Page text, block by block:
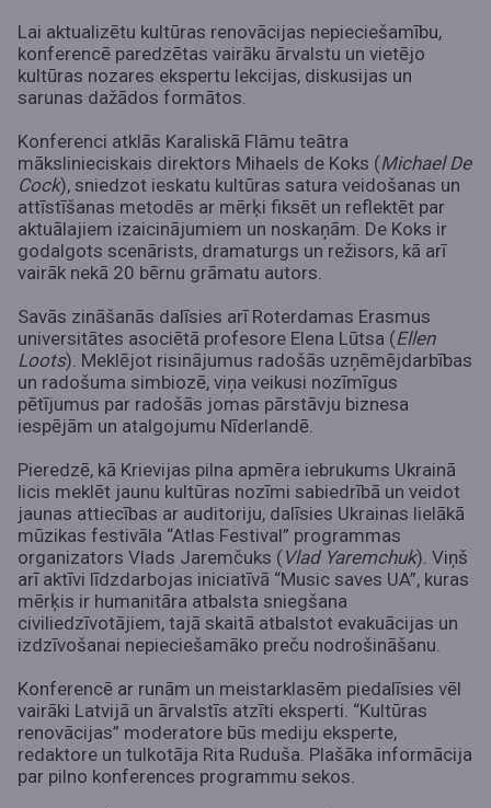
Lai aktualizētu kultūras renovācijas nepieciešamību,
konferencē paredzētas vairāku ārvalstu un vietējo
kultūras nozares ekspertu lekcijas, diskusijas un
sarunas dažādos formātos.
Konferenci atklās Karaliskā Flāmu teātra
mākslinieciskais direktors Mihaels de Koks (Michael De
Cock), sniedzot ieskatu kultūras satura veidošanas un
attīstīšanas metodēs ar mērķi fiksēt un reflektēt par
aktuālajiem izaicinājumiem un noskaņām. De Koks ir
godalgots scenārists, dramaturgs un režisors, kā arī
vairāk nekā 20 bērnu grāmatu autors.
Savās zināšanās dalīsies arī Roterdamas Erasmus
universitātes asociētā profesore Elena Lūtsa (Ellen
Loots). Meklējot risinājumus radošās uzņēmējdarbības
un radošuma simbiozē, viņa veikusi nozīmīgus
pētījumus par radošās jomas pārstāvju biznesa
iespējām un atalgojumu Nīderlandē.
Pieredzē, kā Krievijas pilna apmēra iebrukums Ukrainā
licis meklēt jaunu kultūras nozīmi sabiedrībā un veidot
jaunas attiecības ar auditoriju, dalīsies Ukrainas lielākā
mūzikas festivāla “Atlas Festival” programmas
organizators Vlads Jaremčuks ( Vlad Yaremchuk). Viņš
arī aktīvi līdzdarbojas iniciatīvā “Music saves UA”, kuras
mērķis ir humanitāra atbalsta sniegšana
civiliedzīvotājiem, tajā skaitā atbalstot evakuācijas un
izdzīvošanai nepieciešamāko preču nodrošināšanu.
Konferencē ar runām un meistarklasēm piedalīsies vēl
vairāki Latvijā un ārvalstīs atzīti eksperti. “Kultūras
renovācijas” moderatore būs mediju eksperte,
redaktore un tulkotāja Rita Ruduša. Plašāka informācija
par pilno konferences programmu sekos.